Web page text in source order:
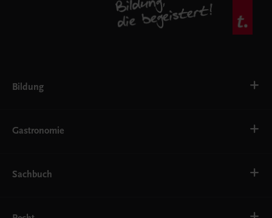
Bildung
AHS
EWF/ZWF
FW
Gastronomie
Getränke
Service
Sachbuch